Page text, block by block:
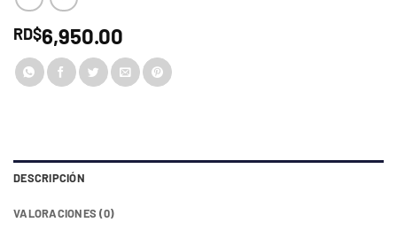
RD$6,950.00
DESCRIPCIÓN
VALORACIONES (0)